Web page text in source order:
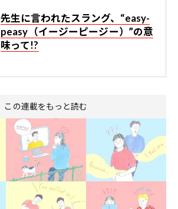
先生に言われたスラング、“easy-
peasy（イージーピージー）”の意
味って!?
この連載をもっと読む